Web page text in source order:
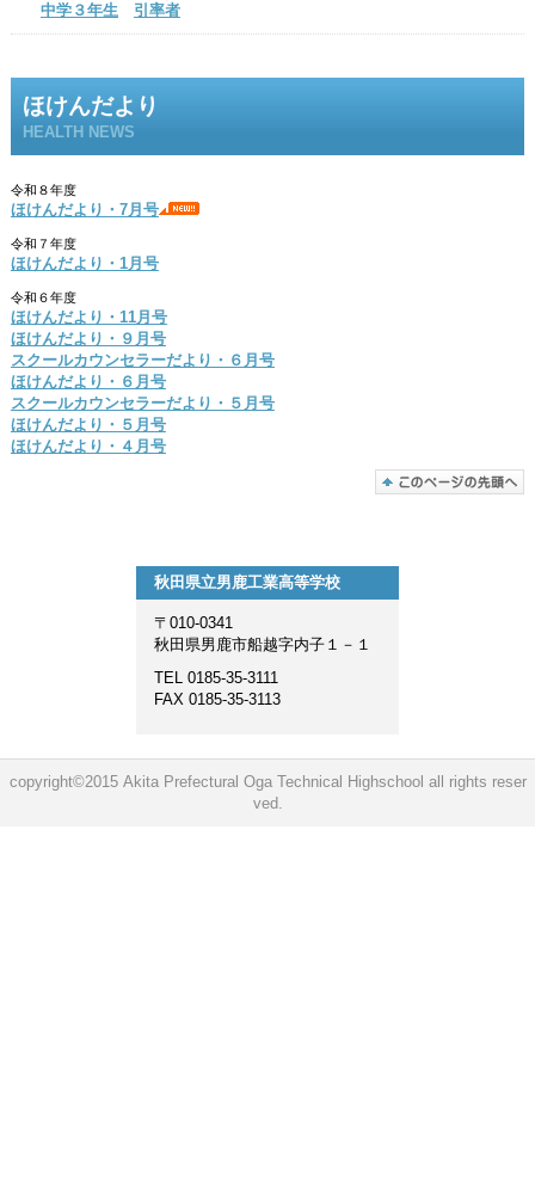
中学３年生 引率者
ほけんだより
HEALTH NEWS
令和８年度
ほけんだより・7月号
令和７年度
ほけんだより・1月号
令和６年度
ほけんだより・11月号
ほけんだより・９月号
スクールカウンセラーだより・６月号
ほけんだより・６月号
スクールカウンセラーだより・５月号
ほけんだより・５月号
ほけんだより・４月号
秋田県立男鹿工業高等学校
〒010-0341
秋田県男鹿市船越字内子１－１
TEL 0185-35-3111
FAX 0185-35-3113
copyright©2015 Akita Prefectural Oga Technical Highschool all rights reser
ved.